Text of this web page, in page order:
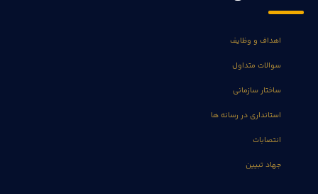
اهداف و وظایف
سوالات متداول
ساختار سازمانی
استانداری در رسانه ها
انتصابات
جهاد تبیین